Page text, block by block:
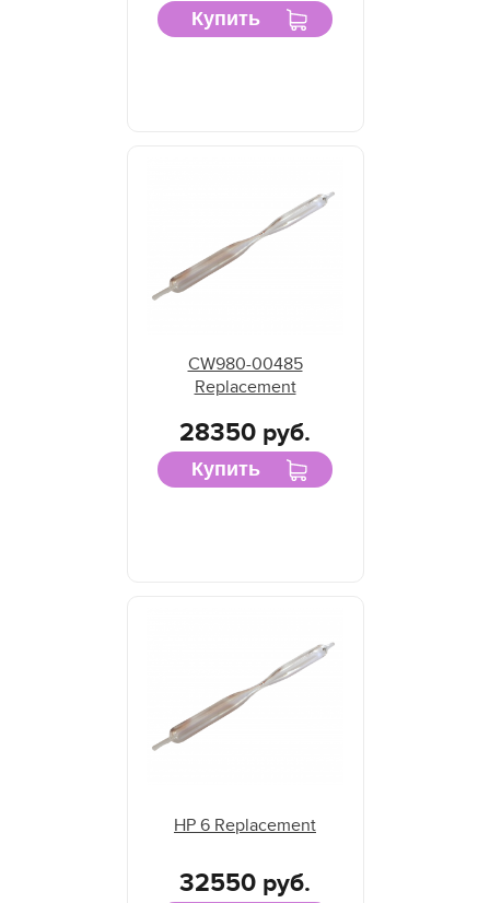
Купить
CW980-00485
Replacement
28350 руб.
Купить
HP 6 Replacement
32550 руб.